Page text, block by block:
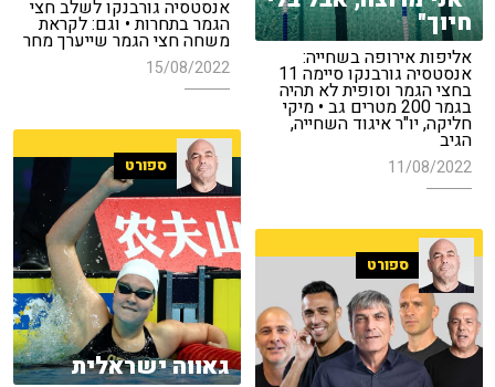
אנסטסיה גורבנקו לשלב חצי
הגמר בתחרות • וגם: לקראת
משחה חצי הגמר שייערך מחר
15/08/2022
חיוך"
אליפות אירופה בשחייה:
אנסטסיה גורבנקו סיימה 11
בחצי הגמר וסופית לא תהיה
בגמר 200 מטרים גב • מיקי
חליקה, יו"ר איגוד השחייה,
הגיב
11/08/2022 ספורט
גאווה ישראלית
ספורט